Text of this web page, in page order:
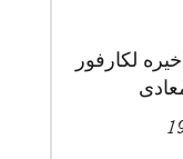
لكارفور